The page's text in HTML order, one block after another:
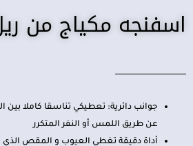
اسفنجه مكياج من
جوانب دائرية: تعطيكي تناسقا كاملا بين
عن طريق اللمس أو النفر المتكرر
أداة دقيقة تغطي العيوب و المقص الذي